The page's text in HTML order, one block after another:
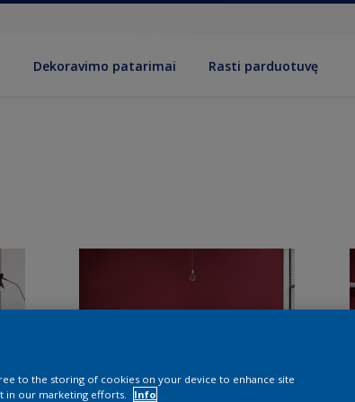
Dekoravimo patarimai Rasti parduotuvę
to the storing of cookies on your device to enhance site
in our marketing efforts.
Info